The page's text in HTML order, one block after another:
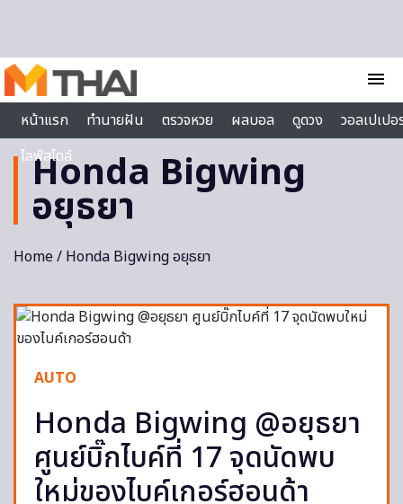
menu
หน้าแรก
ทำนายฝัน ตรวจหวย ผลบอล ดูดวง
วอลเปเป
ไลฟ์สไตล์
Honda Bigwing
อยุธยา
Home/ Honda Bigwing อยุธยา
AUTO
Honda Bigwing @อยุธยา
ศูนย์บิ๊กไบค์ที่ 17 จุดนัดพบ
ใหม่ของไบค์เกอร์ฮอนด้า